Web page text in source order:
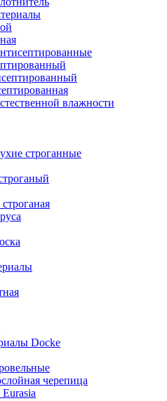
влажности
строганные
Docke
черепица